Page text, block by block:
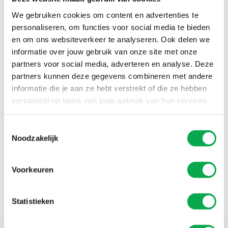
We gebruiken cookies om content en advertenties te
personaliseren, om functies voor social media te bieden
en om ons websiteverkeer te analyseren. Ook delen we
informatie over jouw gebruik van onze site met onze
partners voor social media, adverteren en analyse. Deze
partners kunnen deze gegevens combineren met andere
informatie die je aan ze hebt verstrekt of die ze hebben
verzameld op basis van jouw gebruik van hun services.
Noodzakelijk
Voorkeuren
Statistieken
productieprojecten.
Kwaliteit & MVO